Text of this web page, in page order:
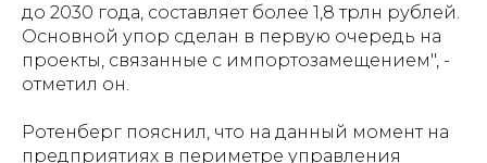
до 2030 года, составляет более 1,8 трлн рублей.
Основной упор сделан в первую очередь на
проекты, связанные с импортозамещением", -
отметил он.
Ротенберг пояснил, что на данный момент на
предприятиях в периметре управления